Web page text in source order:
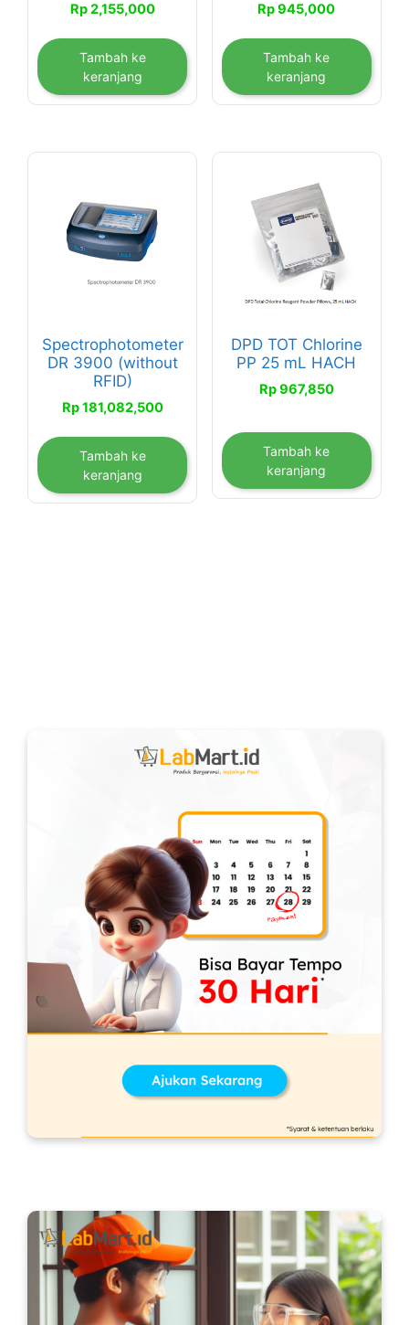
Rp2,155,000
Tambah ke
keranjang
Rp945,000
Tambah ke
keranjang
Spectrophotometer
DR 3900 (without
RFID)
Rp181,082,500
Tambah ke
keranjang
DPD TOT Chlorine
PP 25 mL HACH
Rp967,850
Tambah ke
keranjang